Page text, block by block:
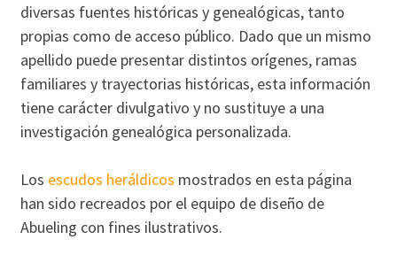
diversas fuentes históricas y genealógicas, tanto
propias como de acceso público. Dado que un mismo
apellido puede presentar distintos orígenes, ramas
familiares y trayectorias históricas, esta información
tiene carácter divulgativo y no sustituye a una
investigación genealógica personalizada.
Los escudos heráldicos mostrados en esta página
han sido recreados por el equipo de diseño de
Abueling con fines ilustrativos.